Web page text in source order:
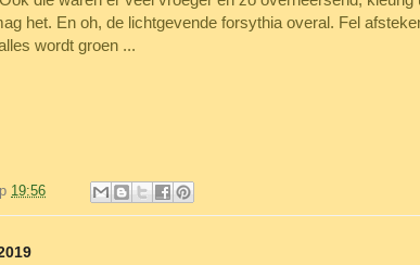
het. En oh, de lichtgevende forsythia overal. Fel
wordt groen ...
19:56